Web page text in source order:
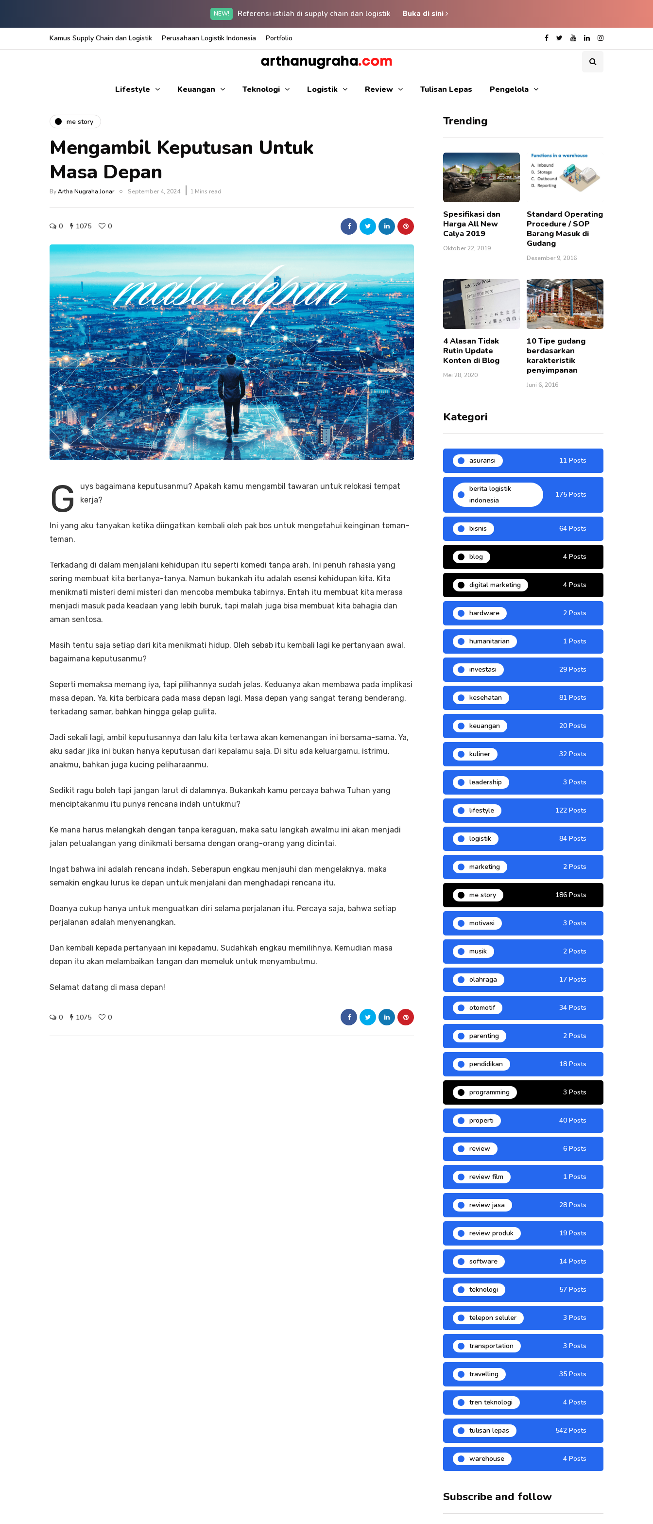
NEW! Referensi istilah di supply chain dan logistik Buka di sini
Kamus Supply Chain dan Logistik Perusahaan Logistik Indonesia Portfolio
Lifestyle Keuangan Teknologi Logistik Review Tulisan Lepas Pengelola
me story
Mengambil Keputusan Untuk
Masa Depan
ByArtha Nugraha Jonar September 4, 2024 1 Mins read
0 1075 0
G
uys bagaimana keputusanmu? Apakah kamu mengambil tawaran untuk relokasi tempat
kerja?
Ini yang aku tanyakan ketika diingatkan kembali oleh pak bos untuk mengetahui keinginan teman-
teman.
Terkadang di dalam menjalani kehidupan itu seperti komedi tanpa arah. Ini penuh rahasia yang
sering membuat kita bertanya-tanya. Namun bukankah itu adalah esensi kehidupan kita. Kita
menikmati misteri demi misteri dan mencoba membuka tabirnya. Entah itu membuat kita merasa
menjadi masuk pada keadaan yang lebih buruk, tapi malah juga bisa membuat kita bahagia dan
aman sentosa.
Masih tentu saja setiap dari kita menikmati hidup. Oleh sebab itu kembali lagi ke pertanyaan awal,
bagaimana keputusanmu?
Seperti memaksa memang iya, tapi pilihannya sudah jelas. Keduanya akan membawa pada implikasi
masa depan. Ya, kita berbicara pada masa depan lagi. Masa depan yang sangat terang benderang,
terkadang samar, bahkan hingga gelap gulita.
Jadi sekali lagi, ambil keputusannya dan lalu kita tertawa akan kemenangan ini bersama-sama. Ya,
aku sadar jika ini bukan hanya keputusan dari kepalamu saja. Di situ ada keluargamu, istrimu,
anakmu, bahkan juga kucing peliharaanmu.
Sedikit ragu boleh tapi jangan larut di dalamnya. Bukankah kamu percaya bahwa Tuhan yang
menciptakanmu itu punya rencana indah untukmu?
Ke mana harus melangkah dengan tanpa keraguan, maka satu langkah awalmu ini akan menjadi
jalan petualangan yang dinikmati bersama dengan orang-orang yang dicintai.
Ingat bahwa ini adalah rencana indah. Seberapun engkau menjauhi dan mengelaknya, maka
semakin engkau lurus ke depan untuk menjalani dan menghadapi rencana itu.
Doanya cukup hanya untuk menguatkan diri selama perjalanan itu. Percaya saja, bahwa setiap
perjalanan adalah menyenangkan.
Dan kembali kepada pertanyaan ini kepadamu. Sudahkah engkau memilihnya. Kemudian masa
depan itu akan melambaikan tangan dan memeluk untuk menyambutmu.
Selamat datang di masa depan!
0 1075 0
Trending
Spesifikasi dan
Harga All New
Calya 2019
Oktober 22, 2019
Standard Operating
Procedure / SOP
Barang Masuk di
Gudang
Desember 9, 2016
4 Alasan Tidak
Rutin Update
Konten di Blog
Mei 28, 2020
10 Tipe gudang
berdasarkan
karakteristik
penyimpanan
Juni 6, 2016
Kategori
asuransi 11 Posts
berita logistik
indonesia
175 Posts
bisnis 64 Posts
blog 4 Posts
digital marketing 4 Posts
hardware 2 Posts
humanitarian 1 Posts
investasi 29 Posts
kesehatan 81 Posts
keuangan 20 Posts
kuliner 32 Posts
leadership 3 Posts
lifestyle 122 Posts
logistik 84 Posts
marketing 2 Posts
me story 186 Posts
motivasi 3 Posts
musik 2 Posts
olahraga 17 Posts
otomotif 34 Posts
parenting 2 Posts
pendidikan 18 Posts
programming 3 Posts
properti 40 Posts
review 6 Posts
review film 1 Posts
review jasa 28 Posts
review produk 19 Posts
software 14 Posts
teknologi 57 Posts
telepon seluler 3 Posts
transportation 3 Posts
travelling 35 Posts
tren teknologi 4 Posts
tulisan lepas 542 Posts
warehouse 4 Posts
Subscribe and follow